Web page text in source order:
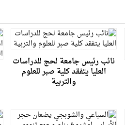
نائب رئيس جامعة لحج للدراسات
العليا يتفقد كلية صبر للعلوم
والتربية